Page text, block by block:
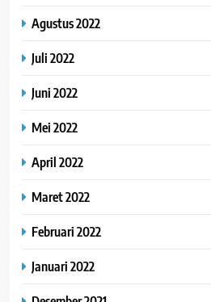
Agustus 2022
Juli 2022
Juni 2022
Mei 2022
April 2022
Maret 2022
Februari 2022
Januari 2022